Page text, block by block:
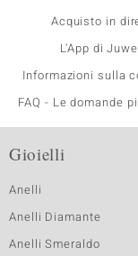
Acquisto in
L'App di
Informazioni sulla
FAQ - Le domande
Gioielli
Anelli
Anelli Diamante
Anelli Smeraldo